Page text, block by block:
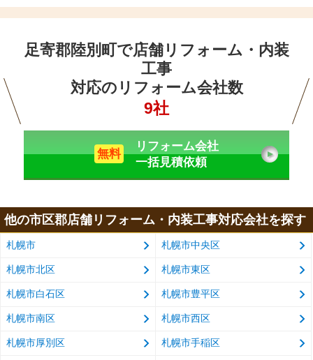
足寄郡陸別町で店舗リフォーム・内装
工事
対応のリフォーム会社数
9社
無料
リフォーム会社
一括見積依頼
他の市区郡店舗リフォーム・内装工事対応会社を探す
札幌市 札幌市中央区
札幌市北区 札幌市東区
札幌市白石区 札幌市豊平区
札幌市南区 札幌市西区
札幌市厚別区 札幌市手稲区